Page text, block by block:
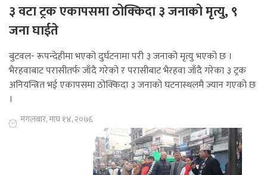
३ वटा ट्रक एकापसमा ठोक्किदा ३ जनाको मृत्यु, ९
जना घाईते
बुटवल- रूपन्देहीमा भएको दुर्घटनामा परी ३ जनाको मृत्यु भएको छ ।
भैरहवाबाट परासीतर्फ जाँदै गरेको र परासीबाट भैरहवा जाँदै गरेका ३ ट्रक
अनियन्त्रित भई एकापसमा ठोक्किदा ३ जनाको घटनास्थलमै ज्यान गएको छ
।
मंगलबार, माघ १४, २०७६